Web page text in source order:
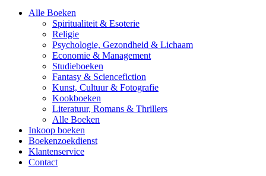
Alle Boeken
Spiritualiteit & Esoterie
Religie
Psychologie, Gezondheid & Lichaam
Economie & Management
Studieboeken
Fantasy & Sciencefiction
Kunst, Cultuur & Fotografie
Kookboeken
Literatuur, Romans & Thrillers
Alle Boeken
Inkoop boeken
Boekenzoekdienst
Klantenservice
Contact